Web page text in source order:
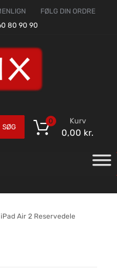
FØLG DIN ORDRE
80 90 90
SØG
Kurv
0,00 kr.
0
Air 2 Reservedele